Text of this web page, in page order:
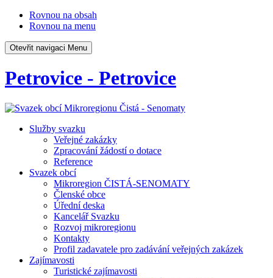
Rovnou na obsah
Rovnou na menu
Otevřit navigaci Menu
Petrovice - Petrovice
Služby svazku
Veřejné zakázky
Zpracování žádostí o dotace
Reference
Svazek obcí
Mikroregion ČISTÁ-SENOMATY
Členské obce
Úřední deska
Kancelář Svazku
Rozvoj mikroregionu
Kontakty
Profil zadavatele pro zadávání veřejných zakázek
Zajímavosti
Turistické zajímavosti